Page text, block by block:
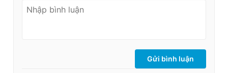
Gửi bình luận